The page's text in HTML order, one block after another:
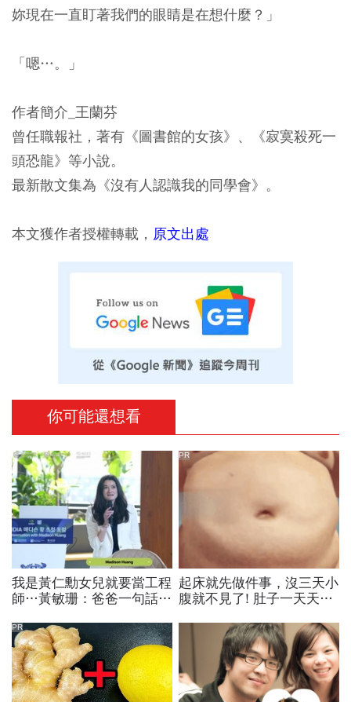
妳現在一直盯著我們的眼睛是在想什麼？」
「嗯…。」
作者簡介_王蘭芬
曾任職報社，著有《圖書館的女孩》、《寂寞殺死一
頭恐龍》等小說。
最新散文集為《沒有人認識我的同學會》。
本文獲作者授權轉載， 原文出處
你可能還想看
我是黃仁勳女兒就要當工程
師…黃敏珊：爸爸一句話，
「追尋所愛比跟潮流更重
要」
起床就先做件事，沒三天小
腹就不見了! 肚子一天天變
PR
PR